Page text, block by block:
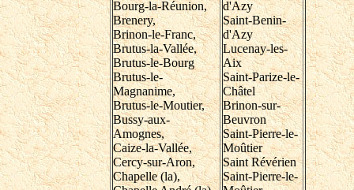
Bourg-la-Réunion,
Brenery,
Brinon-le-Franc,
Brutus-la-Vallée,
Brutus-le-Bourg
Brutus-le-
Magnanime,
Brutus-le-Moutier,
Bussy-aux-
Amognes,
Caize-la-Vallée,
Cercy-sur-Aron,
Chapelle (la),
d'Azy
Saint-Benin-
d'Azy
Lucenay-les-
Aix
Saint-Parize-le-
Châtel
Brinon-sur-
Beuvron
Saint-Pierre-le-
Moûtier
Saint Révérien
Saint-Pierre-le-